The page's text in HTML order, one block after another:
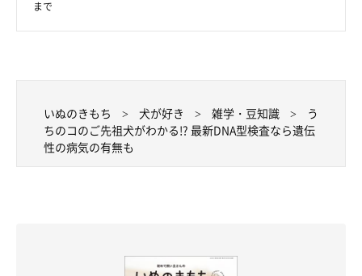
まで
いぬのきもち 犬が好き 雑学・豆知識
う
ちのコのご先祖犬がわかる!? 最新DNA型検査なら遺伝
性の病気の有無も